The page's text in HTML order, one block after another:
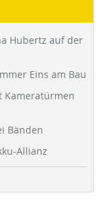
Hubertz auf der
Eins am Bau
Kameratürmen
Bänden
Allianz